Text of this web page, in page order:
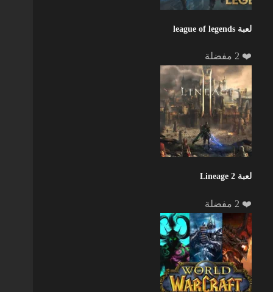
لعبة league of legends
❤️ 2 مفضلة
لعبة Lineage 2
❤️ 2 مفضلة